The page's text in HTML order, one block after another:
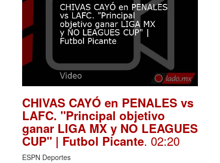
CHIVAS CAYÓ en PENALES vs
LAFC. "Principal objetivo
ganar LIGA MX y NO LEAGUES
CUP" | Futbol Picante. 02:20
ESPN Deportes